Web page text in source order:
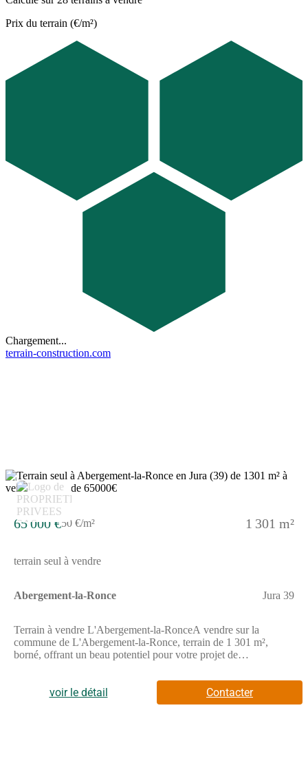
Prix du terrain (€/m²)
Chargement...
terrain-construction.com
2
65 000 €50 €/m² 1 301 m²
terrain seul à vendre
Abergement-la-Ronce Jura 39
Terrain à vendre L'Abergement-la-RonceA vendre sur la
commune de L'Abergement-la-Ronce, terrain de 1 301 m²,
borné, offrant un beau potentiel pour votre projet de
liberté d'aménagement selon vos envies. Situé dans un
environnement calme et agréable, idéal pour une construction
résidentielle.Situation : L'Abergement-la-RonceSurface : 1 301
voir le détail Contacter